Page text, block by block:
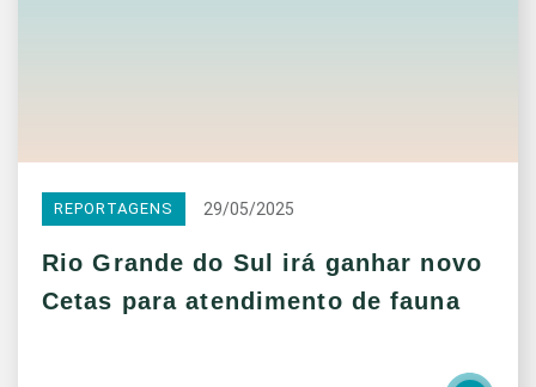
REPORTAGENS 29/05/2025
Rio Grande do Sul irá ganhar novo
Cetas para atendimento de fauna